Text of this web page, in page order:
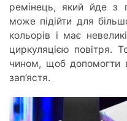
ремінець, який йде з
може підійти для
кольорів і має
циркуляцією повітря.
чином, щоб допомогти
зап’ястя.